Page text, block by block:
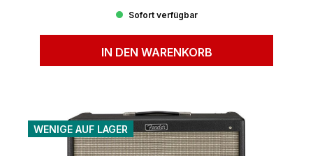
Sofort verfügbar
IN DEN WARENKORB
WENIGE AUF LAGER